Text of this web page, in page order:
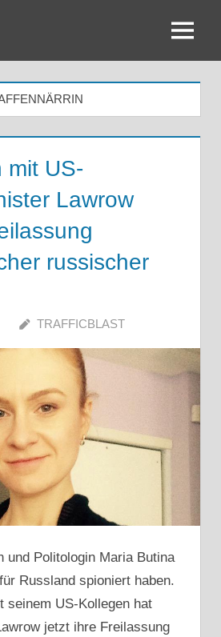
Menü
mit US-
Lawrow
russischer
TRAFFICBLAST
und Politologin Maria Butina
Russland spioniert haben.
seinem US-Kollegen hat
jetzt ihre Freilassung